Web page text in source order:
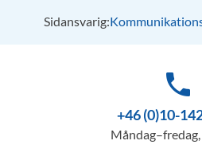
Sidansvarig:
phone
+46 (0)10-